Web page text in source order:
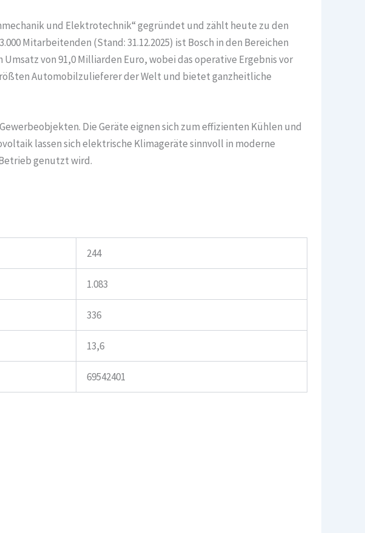
und Elektrotechnik“ gegründet und zählt heute zu den
Mitarbeitenden (Stand: 31.12.2025) ist Bosch in den Bereichen
von 91,0 Milliarden Euro, wobei das operative Ergebnis vor
Automobilzulieferer der Welt und bietet ganzheitliche
Die Geräte eignen sich zum effizienten Kühlen und
lassen sich elektrische Klimageräte sinnvoll in moderne
genutzt wird.
244
1.083
336
13,6
69542401